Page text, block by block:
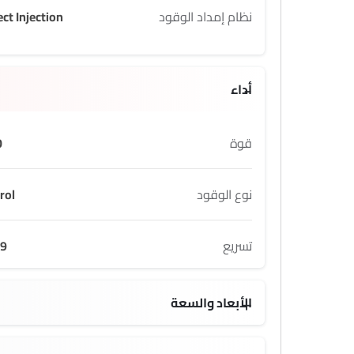
نظام إمداد الوقود Injection
أداء
قوة
نوع الوقود
تسريع
الأبعاد والسعة